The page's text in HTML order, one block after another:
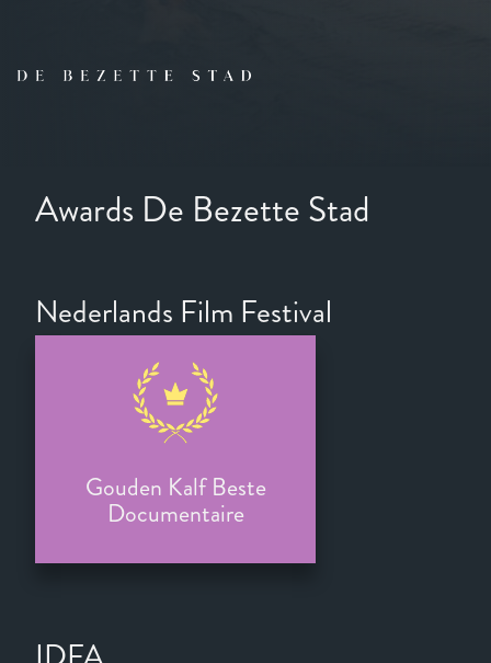
Awards De Bezette Stad
Nederlands Film Festival
Gouden Kalf Beste
Documentaire